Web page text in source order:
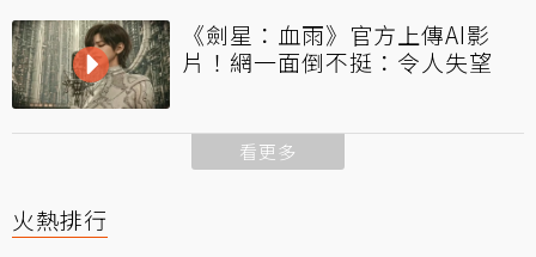
《劍星：血雨》官方上傳AI影
片！網一面倒不挺：令人失望
看更多
火熱排行